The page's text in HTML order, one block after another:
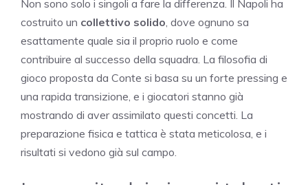
Non sono solo i singoli a fare la differenza. Il Napoli ha
costruito un collettivo solido , dove ognuno sa
esattamente quale sia il proprio ruolo e come
contribuire al successo della squadra. La filosofia di
gioco proposta da Conte si basa su un forte pressing e
una rapida transizione, e i giocatori stanno già
mostrando di aver assimilato questi concetti. La
preparazione fisica e tattica è stata meticolosa, e i
risultati si vedono già sul campo.